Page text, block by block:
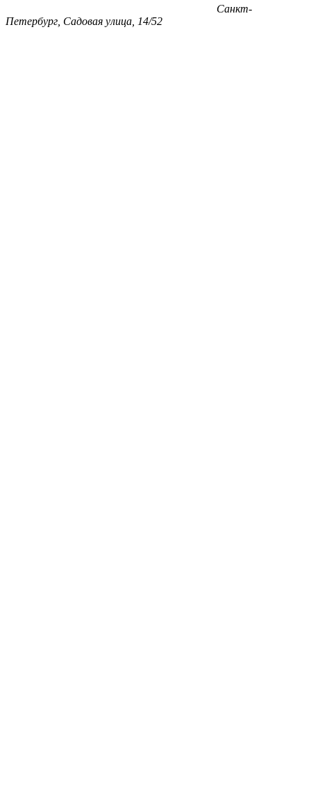
Санкт-
Петербург, Садовая улица, 14/52